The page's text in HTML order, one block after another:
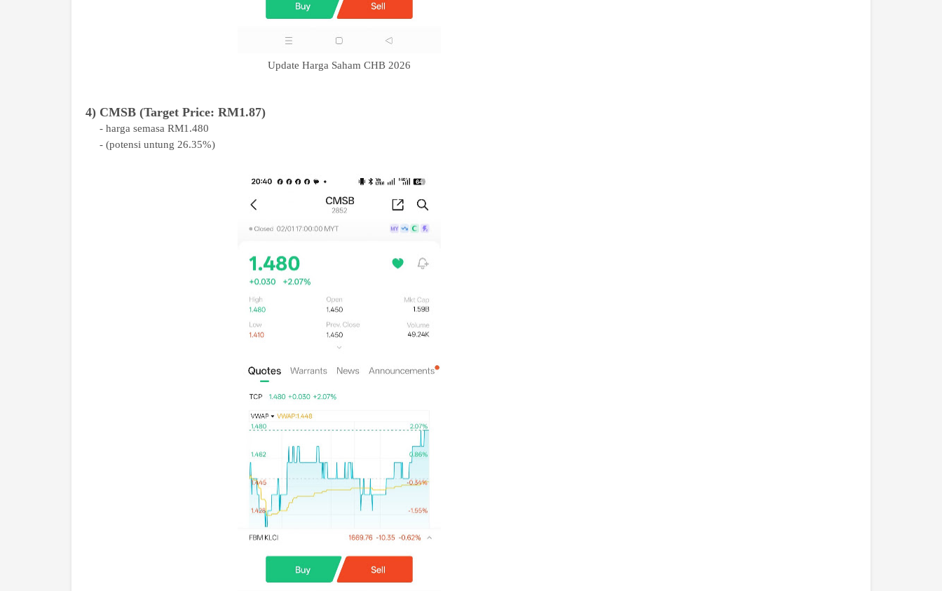
Update Harga Saham CHB 2026
4) CMSB (Target Price: RM1.87)
- harga semasa RM1.480
- (potensi untung 26.35%)